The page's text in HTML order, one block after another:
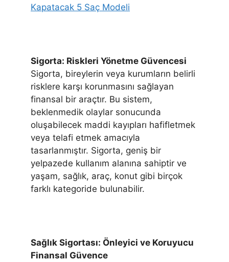
Kapatacak 5 Saç Modeli
Sigorta: Riskleri Yönetme Güvencesi
Sigorta, bireylerin veya kurumların belirli
risklere karşı korunmasını sağlayan
finansal bir araçtır. Bu sistem,
beklenmedik olaylar sonucunda
oluşabilecek maddi kayıpları hafifletmek
veya telafi etmek amacıyla
tasarlanmıştır. Sigorta, geniş bir
yelpazede kullanım alanına sahiptir ve
yaşam, sağlık, araç, konut gibi birçok
farklı kategoride bulunabilir.
Sağlık Sigortası: Önleyici ve Koruyucu
Finansal Güvence